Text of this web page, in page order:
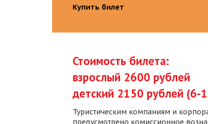
Купить билет
Стоимость билета:
взрослый 2600 рублей
детский 2150 рублей (6-
Туристическим компаниям и
предусмотрено комиссионное